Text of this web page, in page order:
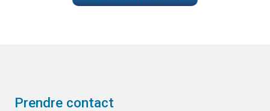
prendre contact